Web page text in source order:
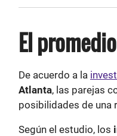
El
De acuerdo a la
Atlanta, las parejas
posibilidades de una
Según el estudio, los